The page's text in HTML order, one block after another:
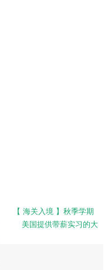
【 海关入境 】秋季学期
美国提供带薪实习的大